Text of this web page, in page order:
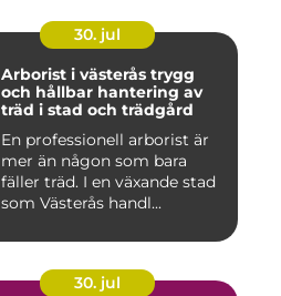
30. jul
Arborist i västerås trygg
och hållbar hantering av
träd i stad och trädgård
En professionell arborist är
mer än någon som bara
fäller träd. I en växande stad
som Västerås handl...
30. jul